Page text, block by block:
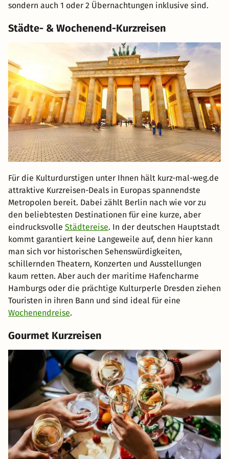
sondern auch 1 oder 2 Übernachtungen inklusive sind.
Städte- & Wochenend-Kurzreisen
Für die Kulturdurstigen unter Ihnen hält kurz-mal-weg.de
attraktive Kurzreisen-Deals in Europas spannendste
Metropolen bereit. Dabei zählt Berlin nach wie vor zu
den beliebtesten Destinationen für eine kurze, aber
eindrucksvolle Städtereise. In der deutschen Hauptstadt
kommt garantiert keine Langeweile auf, denn hier kann
man sich vor historischen Sehenswürdigkeiten,
schillernden Theatern, Konzerten und Ausstellungen
kaum retten. Aber auch der maritime Hafencharme
Hamburgs oder die prächtige Kulturperle Dresden ziehen
Touristen in ihren Bann und sind ideal für eine
Wochenendreise.
Gourmet Kurzreisen